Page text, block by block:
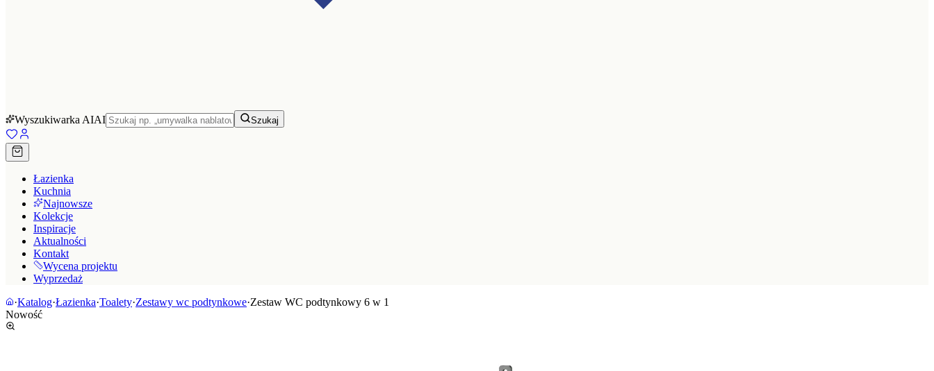
Wyszukiwarka AIAI Szukaj
Łazienka
Kuchnia
Najnowsze
Kolekcje
Inspiracje
Aktualności
Kontakt
Wycena projektu
Wyprzedaż
·Katalog·Łazienka·Toalety·Zestawy wc podtynkowe·Zestaw WC podtynkowy 6 w 1
Nowość